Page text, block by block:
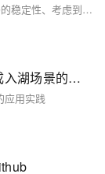
实现这一过程时，务必遵循最佳实践，包括确保代码的稳定性、考虑到异常处理和系统资源的优化使用。这样做不仅能确保数据的安全和有效性，还能提高系统集成的效率和可靠性。
Flink CDC 在阿里云 DataWorks 数据集成入湖场景的应用实践
应用实践